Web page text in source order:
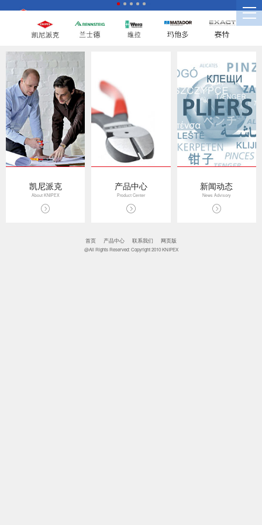
凯尼派克
About KNIPEX
产品中心
Product Center
新闻动态
News Advisory
首页 产品中心 联系我们 网页版
@All Rights Reserved: Copyright 2010 KNIPEX